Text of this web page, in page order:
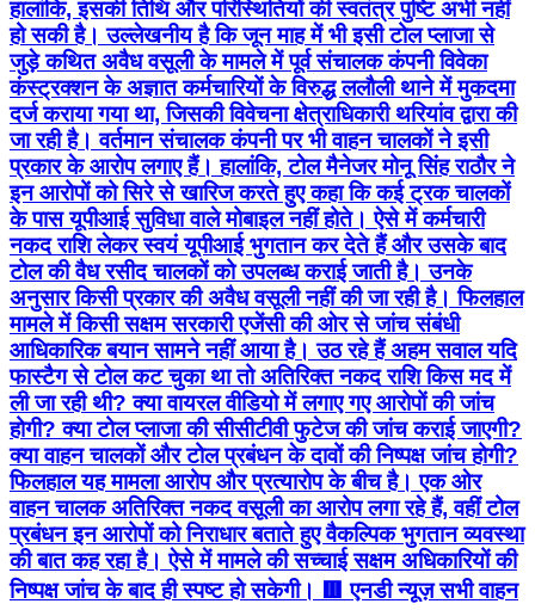
हालांकि, इसकी तिथि और परिस्थितियों की स्वतंत्र पुष्टि अभी नहीं
हो सकी है। उल्लेखनीय है कि जून माह में भी इसी टोल प्लाजा से
जुड़े कथित अवैध वसूली के मामले में पूर्व संचालक कंपनी विवेका
कंस्ट्रक्शन के अज्ञात कर्मचारियों के विरुद्ध ललौली थाने में मुकदमा
दर्ज कराया गया था, जिसकी विवेचना क्षेत्राधिकारी थरियांव द्वारा की
जा रही है। वर्तमान संचालक कंपनी पर भी वाहन चालकों ने इसी
प्रकार के आरोप लगाए हैं। हालांकि, टोल मैनेजर मोनू सिंह राठौर ने
इन आरोपों को सिरे से खारिज करते हुए कहा कि कई ट्रक चालकों
के पास यूपीआई सुविधा वाले मोबाइल नहीं होते। ऐसे में कर्मचारी
नकद राशि लेकर स्वयं यूपीआई भुगतान कर देते हैं और उसके बाद
टोल की वैध रसीद चालकों को उपलब्ध कराई जाती है। उनके
अनुसार किसी प्रकार की अवैध वसूली नहीं की जा रही है। फिलहाल
मामले में किसी सक्षम सरकारी एजेंसी की ओर से जांच संबंधी
आधिकारिक बयान सामने नहीं आया है। उठ रहे हैं अहम सवाल यदि
फास्टैग से टोल कट चुका था तो अतिरिक्त नकद राशि किस मद में
ली जा रही थी? क्या वायरल वीडियो में लगाए गए आरोपों की जांच
होगी? क्या टोल प्लाजा की सीसीटीवी फुटेज की जांच कराई जाएगी?
क्या वाहन चालकों और टोल प्रबंधन के दावों की निष्पक्ष जांच होगी?
फिलहाल यह मामला आरोप और प्रत्यारोप के बीच है। एक ओर
वाहन चालक अतिरिक्त नकद वसूली का आरोप लगा रहे हैं, वहीं टोल
प्रबंधन इन आरोपों को निराधार बताते हुए वैकल्पिक भुगतान व्यवस्था
की बात कह रहा है। ऐसे में मामले की सच्चाई सक्षम अधिकारियों की
निष्पक्ष जांच के बाद ही स्पष्ट हो सकेगी। 🟥 एनडी न्यूज़ सभी वाहन